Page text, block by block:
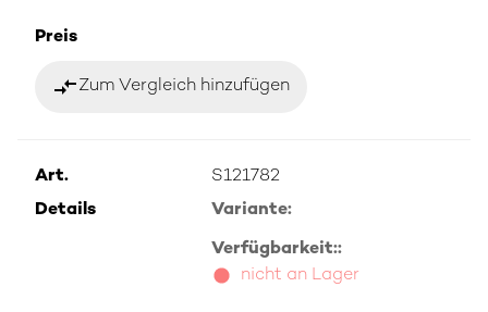
Preis
compare_arrowsZum Vergleich hinzufügen
Art.
S121782
Details
Variante:
Verfügbarkeit::
nicht an Lager